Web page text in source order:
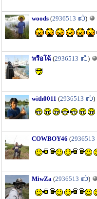
woods (2936513 )
พรือโฉ้ (2936513 )
with0011 (2936513 )
COWBOY46 (2936513
MiwZa (2936513 )